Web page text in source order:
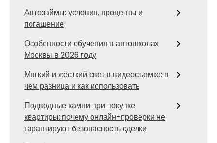
Автозаймы: условия, проценты и
погашение
Особенности обучения в автошколах
Москвы в 2026 году
Мягкий и жёсткий свет в видеосъемке: в
чем разница и как использовать
Подводные камни при покупке
квартиры: почему онлайн-проверки не
гарантируют безопасность сделки